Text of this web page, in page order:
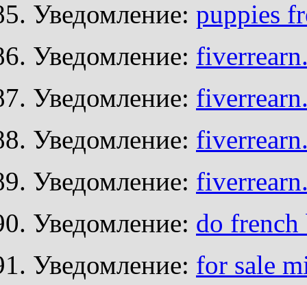
Уведомление: puppies
Уведомление:
Уведомление:
Уведомление:
Уведомление:
Уведомление: do
Уведомление: for sale